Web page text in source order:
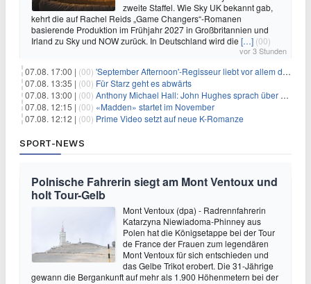
zweite Staffel. Wie Sky UK bekannt gab,
kehrt die auf Rachel Reids „Game Changers“-Romanen
basierende Produktion im Frühjahr 2027 in Großbritannien und
Irland zu Sky und NOW zurück. In Deutschland wird die […] (00)
vor 3 Stunden
07.08. 17:00 | (00) 'September Afternoon'-Regisseur liebt vor allem die 'Banalität' in seinen Filmen
07.08. 13:35 | (00) Für Starz geht es abwärts
07.08. 13:00 | (00) Anthony Michael Hall: John Hughes sprach über eine Fortsetzung von 'The Breakfast Club'
07.08. 12:15 | (00) «Madden» startet im November
07.08. 12:12 | (00) Prime Video setzt auf neue K-Romanze
SPORT-NEWS
Polnische Fahrerin siegt am Mont Ventoux und
holt Tour-Gelb
Mont Ventoux (dpa) - Radrennfahrerin
Katarzyna Niewiadoma-Phinney aus
Polen hat die Königsetappe bei der Tour
de France der Frauen zum legendären
Mont Ventoux für sich entschieden und
das Gelbe Trikot erobert. Die 31-Jährige
gewann die Bergankunft auf mehr als 1.900 Höhenmetern bei der